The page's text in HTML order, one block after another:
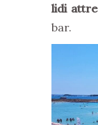
lidi
bar.